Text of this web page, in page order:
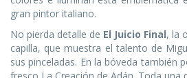
gran pintor italiano.
No pierda detalle de El Juicio Final, la
capilla, que muestra el talento de
sus pinceladas. En la bóveda también